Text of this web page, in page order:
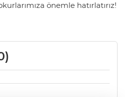
önemle hatırlatırız!
)